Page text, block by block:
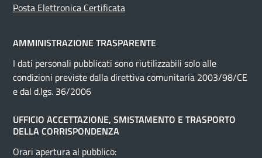
Posta Elettronica Certificata
AMMINISTRAZIONE TRASPARENTE
I dati personali pubblicati sono riutilizzabili solo alle
condizioni previste dalla direttiva comunitaria 2003/98/CE
e dal d.lgs. 36/2006
UFFICIO ACCETTAZIONE, SMISTAMENTO E TRASPORTO
DELLA CORRISPONDENZA
Orari apertura al pubblico: